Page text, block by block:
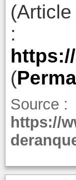
:
(
Source :
https://